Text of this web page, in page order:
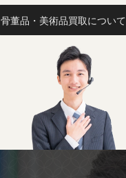
骨董品・美術品買取について